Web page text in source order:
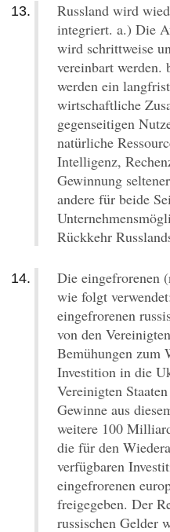
Russland wird
integriert. a.) Die
wird schrittweise
vereinbart werden.
werden ein
wirtschaftliche
gegenseitigen
natürliche
Intelligenz,
Gewinnung
andere für beide
Rückkehr
Die eingefrorenen
wie folgt
eingefrorenen
von den
Bemühungen zum
Investition in die
Vereinigten
Gewinne aus
weitere 100
die für den
verfügbaren
eingefrorenen
freigegeben. Der
russischen Gelder